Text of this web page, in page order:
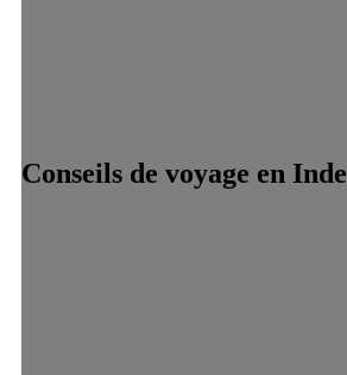
Conseils de voyage en Inde